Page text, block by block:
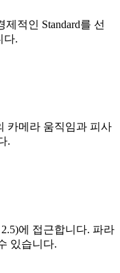
적인 Standard를 선
다.
카메라 움직임과 피사
.
에 접근합니다. 파라
있습니다.